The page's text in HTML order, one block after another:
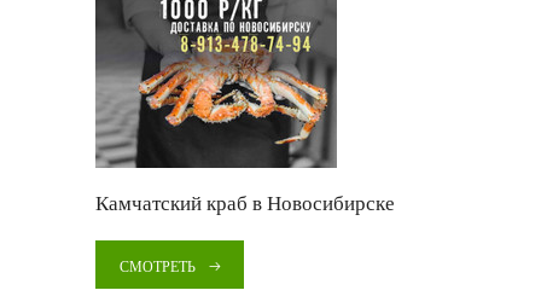
Камчатский краб в Новосибирске
СМОТРЕТЬ